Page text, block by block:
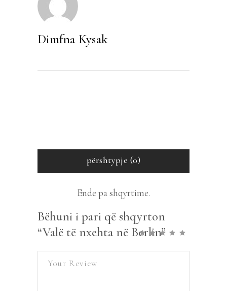
Dimfna Kysak
përshtypje (0)
Ende pa shqyrtime.
Bëhuni i pari që shqyrton
“Valë të nxehta në Berlin”